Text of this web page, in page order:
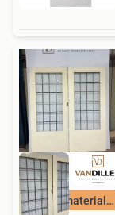
Unieke materialen